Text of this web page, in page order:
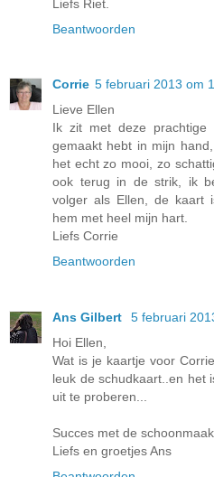
Liefs Riet.
Beantwoorden
Corrie 5 februari 2013 om
Lieve Ellen
Ik zit met deze
gemaakt hebt in mijn
het echt zo mooi, zo
ook terug in de strik, ik
volger als Ellen, de kaart
hem met heel mijn hart.
Liefs Corrie
Beantwoorden
Ans Gilbert
5 februari
Hoi Ellen,
Wat is je kaartje voor
leuk de schudkaart..en het
uit te proberen...
Succes met de
Liefs en groetjes Ans